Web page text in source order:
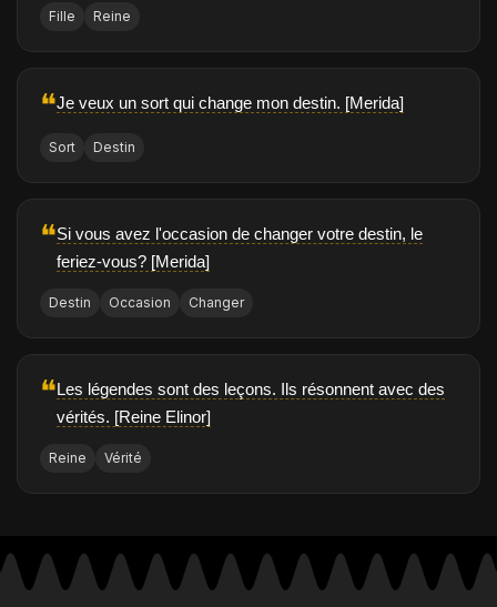
Fille Reine
❝Je veux un sort qui change mon destin. [Merida]
Sort Destin
❝Si vous avez l'occasion de changer votre destin, le
feriez-vous? [Merida]
Destin Occasion Changer
❝Les légendes sont des leçons. Ils résonnent avec des
vérités. [Reine Elinor]
Reine Vérité